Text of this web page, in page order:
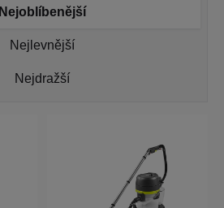
Nejoblíbenější
Nejlevnější
Nejdražší